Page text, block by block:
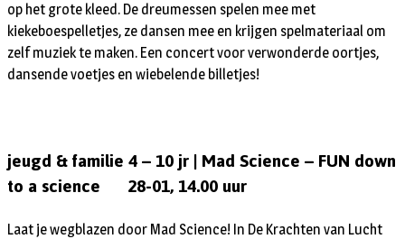
op het grote kleed. De dreumessen spelen mee met
kiekeboespelletjes, ze dansen mee en krijgen spelmateriaal om
zelf muziek te maken. Een concert voor verwonderde oortjes,
dansende voetjes en wiebelende billetjes!
jeugd & familie 4 – 10 jr | Mad Science – FUN down
to a science 28-01, 14.00 uur
Laat je wegblazen door Mad Science! In De Krachten van Lucht